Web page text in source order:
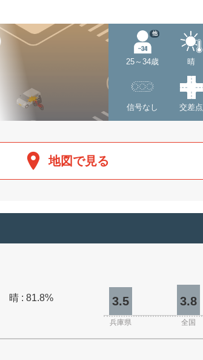
25～34歳
他
晴
信号なし 交差点
地図で見る
晴 : 81.8% 3.5 3.8
兵庫県 全国